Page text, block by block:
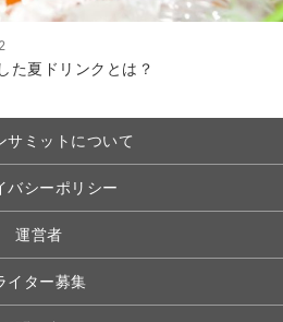
た夏ドリンクとは？
サミットについて
バシーポリシー
運営者
イター募集